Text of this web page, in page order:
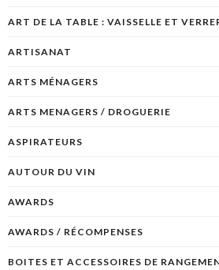
ART DE LA TABLE : VAISSELLE ET
ARTISANAT
ARTS MÉNAGERS
ARTS MENAGERS / DROGUERIE
ASPIRATEURS
AUTOUR DU VIN
AWARDS
AWARDS / RÉCOMPENSES
BOITES ET ACCESSOIRES DE